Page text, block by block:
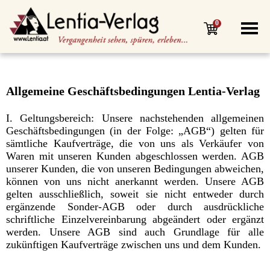
0
Allgemeine Geschäftsbedingungen Lentia-Verlag
I. Geltungsbereich: Unsere nachstehenden allgemeinen
Geschäftsbedingungen (in der Folge: „AGB“) gelten für
sämtliche Kaufverträge, die von uns als Verkäufer von
Waren mit unseren Kunden abgeschlossen werden. AGB
unserer Kunden, die von unseren Bedingungen abweichen,
können von uns nicht anerkannt werden. Unsere AGB
gelten ausschließlich, soweit sie nicht entweder durch
ergänzende Sonder-AGB oder durch ausdrückliche
schriftliche Einzelvereinbarung abgeändert oder ergänzt
werden. Unsere AGB sind auch Grundlage für alle
zukünftigen Kaufverträge zwischen uns und dem Kunden.